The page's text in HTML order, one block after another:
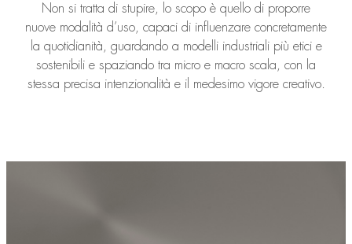
Non si tratta di stupire, lo scopo è quello di proporre
nuove modalità d’uso, capaci di influenzare concretamente
la quotidianità, guardando a modelli industriali più etici e
sostenibili e spaziando tra micro e macro scala, con la
stessa precisa intenzionalità e il medesimo vigore creativo.